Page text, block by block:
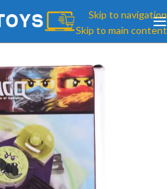
Skip to navigation
Skip to main content